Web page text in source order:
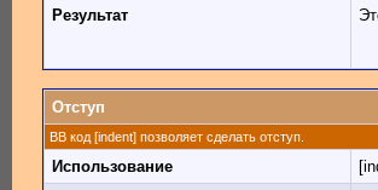
Результат
Отступ
BB код [indent] позволяет сделать отступ.
Использование